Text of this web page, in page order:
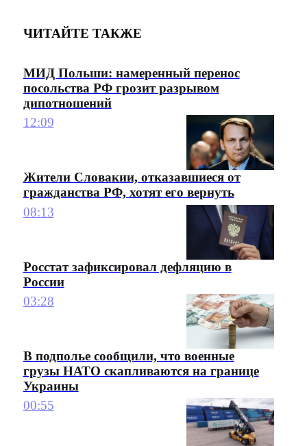
ЧИТАЙТЕ ТАКЖЕ
МИД Польши: намеренный перенос
посольства РФ грозит разрывом
дипотношений
12:09
Жители Словакии, отказавшиеся от
гражданства РФ, хотят его вернуть
08:13
Росстат зафиксировал дефляцию в
России
03:28
В подполье сообщили, что военные
грузы НАТО скапливаются на границе
Украины
00:55